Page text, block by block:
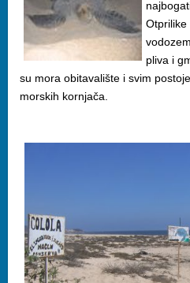
Otprilike
pliva i
su mora obitavalište i svim
morskih kornjača.